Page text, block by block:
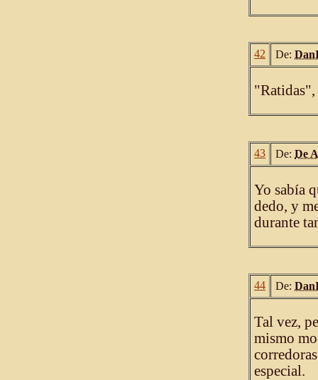
42 De:
43 De: De
Yo sabía
dedo, y
durante
44 De:
Tal vez,
mismo
especial.